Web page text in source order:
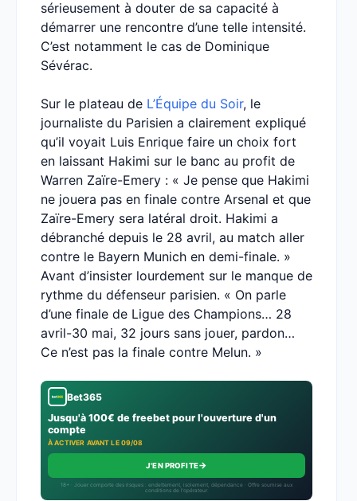
sérieusement à douter de sa capacité à
démarrer une rencontre d’une telle intensité.
C’est notamment le cas de Dominique
Sévérac.
Sur le plateau de L’Équipe du Soir, le
journaliste du Parisien a clairement expliqué
qu’il voyait Luis Enrique faire un choix fort
en laissant Hakimi sur le banc au profit de
Warren Zaïre-Emery : « Je pense que Hakimi
ne jouera pas en finale contre Arsenal et que
Zaïre-Emery sera latéral droit. Hakimi a
débranché depuis le 28 avril, au match aller
contre le Bayern Munich en demi-finale. »
Avant d’insister lourdement sur le manque de
rythme du défenseur parisien. « On parle
d’une finale de Ligue des Champions… 28
avril-30 mai, 32 jours sans jouer, pardon…
Ce n’est pas la finale contre Melun. »
Bet365
Jusqu'à 100€ de freebet pour l'ouverture d'un
compte
À ACTIVER AVANT LE 09/08
J'EN PROFITE→
18+ · Jouer comporte des risques : endettement, isolement, dépendance · Offre soumise aux
conditions de l’opérateur.